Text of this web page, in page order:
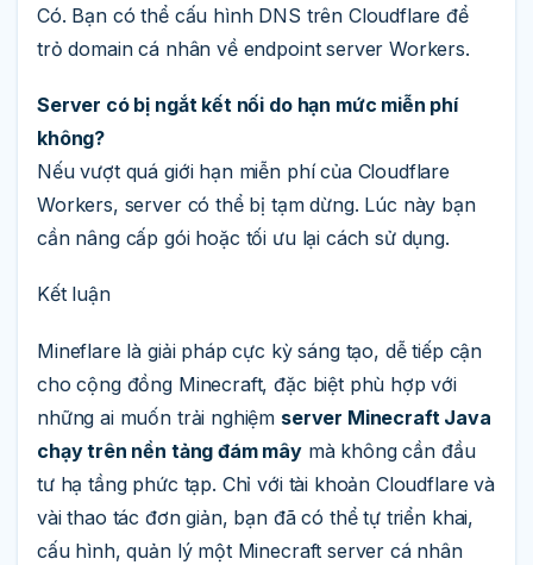
Có. Bạn có thể cấu hình DNS trên Cloudflare để
trỏ domain cá nhân về endpoint server Workers.
Server có bị ngắt kết nối do hạn mức miễn phí
không?
Nếu vượt quá giới hạn miễn phí của Cloudflare
Workers, server có thể bị tạm dừng. Lúc này bạn
cần nâng cấp gói hoặc tối ưu lại cách sử dụng.
Kết luận
Mineflare là giải pháp cực kỳ sáng tạo, dễ tiếp cận
cho cộng đồng Minecraft, đặc biệt phù hợp với
những ai muốn trải nghiệm server Minecraft Java
chạy trên nền tảng đám mâymà không cần đầu
tư hạ tầng phức tạp. Chỉ với tài khoản Cloudflare và
vài thao tác đơn giản, bạn đã có thể tự triển khai,
cấu hình, quản lý một Minecraft server cá nhân